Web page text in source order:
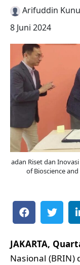
Arifuddin Kunu
8 Juni 2024
adan Riset dan
of Bioscience
JAKARTA,
Nasional